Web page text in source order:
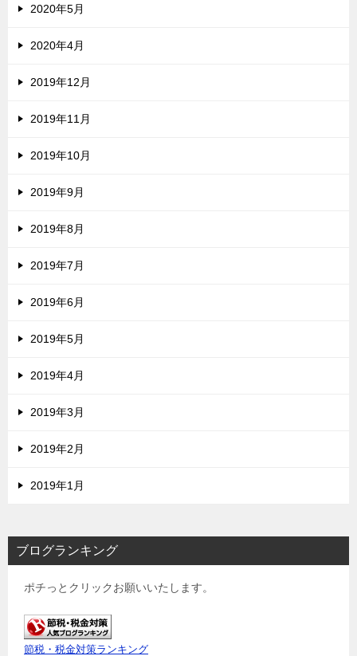
2020年5月
2020年4月
2019年12月
2019年11月
2019年10月
2019年9月
2019年8月
2019年7月
2019年6月
2019年5月
2019年4月
2019年3月
2019年2月
2019年1月
ブログランキング
ポチっとクリックお願いいたします。
節税・税金対策ランキング